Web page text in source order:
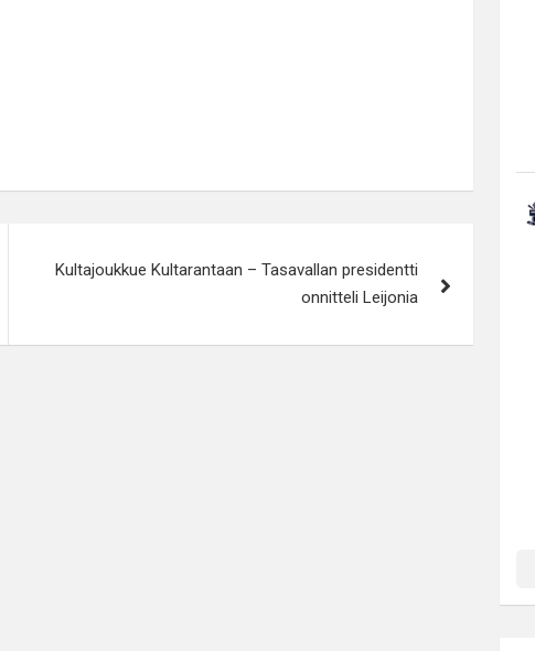
Kultajoukkue Kultarantaan – Tasavallan presidentti
onnitteli Leijonia